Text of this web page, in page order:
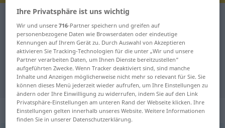
Deutsch-Französisch Wörterbuch
Deutsch-Französisch Übersetzung
für "hybrid"
"hybrid" Französisch Übersetzung
„hybrid“: Adjektiv
Ihre Privatsphäre ist uns wichtig
Wir und unsere716-Partner speichern und greifen auf
personenbezogene Daten wie Browserdaten oder eindeutige
Kennungen auf Ihrem Gerät zu. Durch Auswahl von Akzeptieren
aktivieren Sie Tracking-Technologien für die unter „Wir und unsere
Partner verarbeiten Daten, um Ihnen Dienste bereitzustellen“
aufgeführten Zwecke. Wenn Tracker deaktiviert sind, sind manche
Inhalte und Anzeigen möglicherweise nicht mehr so relevant für Sie. Sie
können dieses Menü jederzeit wieder aufrufen, um Ihre Einstellungen zu
ändern oder Ihre Einwilligung zu widerrufen, indem Sie auf den Link
Privatsphäre-Einstellungen am unteren Rand der Webseite klicken. Ihre
Einstellungen gelten innerhalb unseres Website. Weitere Informationen
finden Sie in unserer Datenschutzerklärung.